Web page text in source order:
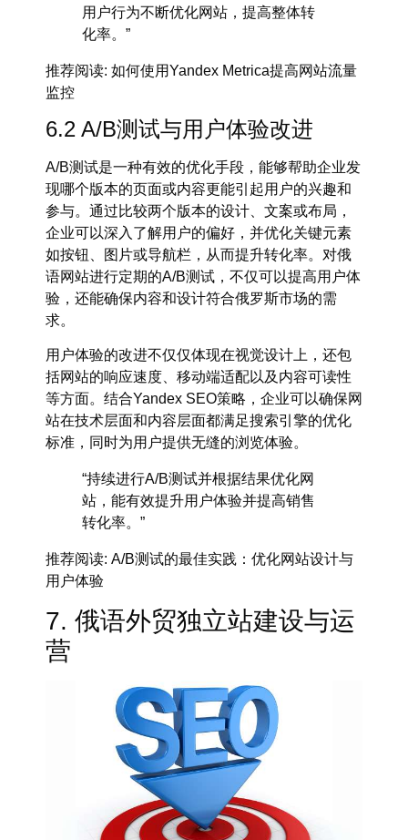
用户行为不断优化网站，提高整体转
化率。”
推荐阅读: 如何使用Yandex Metrica提高网站流量
监控
6.2 A/B测试与用户体验改进
A/B测试是一种有效的优化手段，能够帮助企业发
现哪个版本的页面或内容更能引起用户的兴趣和
参与。通过比较两个版本的设计、文案或布局，
企业可以深入了解用户的偏好，并优化关键元素
如按钮、图片或导航栏，从而提升转化率。对俄
语网站进行定期的A/B测试 ，不仅可以提高用户体
验，还能确保内容和设计符合俄罗斯市场的需
求。
用户体验的改进不仅仅体现在视觉设计上，还包
括网站的响应速度、移动端适配以及内容可读性
等方面。结合Yandex SEO策略 ，企业可以确保网
站在技术层面和内容层面都满足搜索引擎的优化
标准，同时为用户提供无缝的浏览体验。
“持续进行A/B测试并根据结果优化网
站，能有效提升用户体验并提高销售
转化率。”
推荐阅读: A/B测试的最佳实践：优化网站设计与
用户体验
7. 俄语外贸独立站建设与运
营